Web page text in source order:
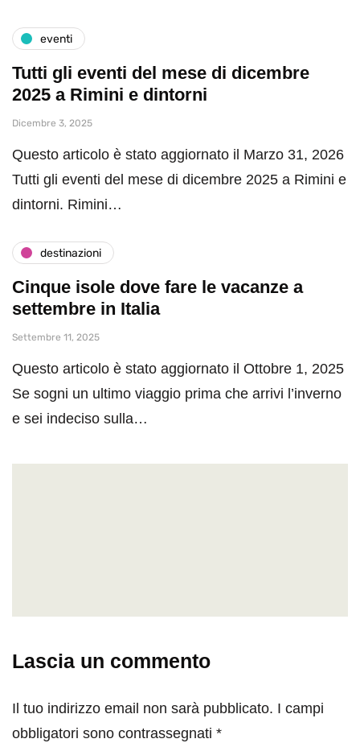
eventi
Tutti gli eventi del mese di dicembre
2025 a Rimini e dintorni
Dicembre 3, 2025
Questo articolo è stato aggiornato il Marzo 31, 2026
Tutti gli eventi del mese di dicembre 2025 a Rimini e
dintorni. Rimini…
destinazioni
Cinque isole dove fare le vacanze a
settembre in Italia
Settembre 11, 2025
Questo articolo è stato aggiornato il Ottobre 1, 2025
Se sogni un ultimo viaggio prima che arrivi l’inverno
e sei indeciso sulla…
Lascia un commento
Il tuo indirizzo email non sarà pubblicato. I campi
obbligatori sono contrassegnati *